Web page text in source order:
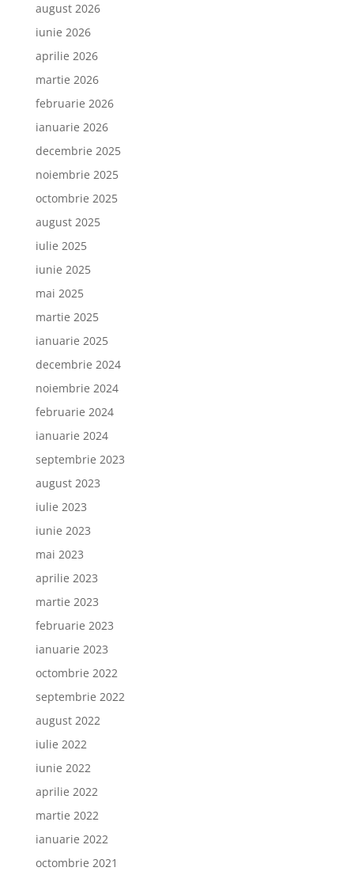
august 2026
iunie 2026
aprilie 2026
martie 2026
februarie 2026
ianuarie 2026
decembrie 2025
noiembrie 2025
octombrie 2025
august 2025
iulie 2025
iunie 2025
mai 2025
martie 2025
ianuarie 2025
decembrie 2024
noiembrie 2024
februarie 2024
ianuarie 2024
septembrie 2023
august 2023
iulie 2023
iunie 2023
mai 2023
aprilie 2023
martie 2023
februarie 2023
ianuarie 2023
octombrie 2022
septembrie 2022
august 2022
iulie 2022
iunie 2022
aprilie 2022
martie 2022
ianuarie 2022
octombrie 2021